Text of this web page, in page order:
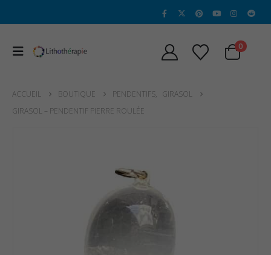
0
ACCUEIL BOUTIQUE PENDENTIFS, GIRASOL
GIRASOL – PENDENTIF PIERRE ROULÉE